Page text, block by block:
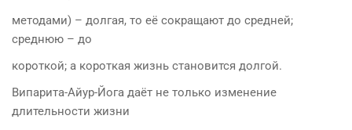
методами) – долгая, то её сокращают до средней;
среднюю – до
короткой; а короткая жизнь становится долгой.
Випарита-Айур-Йога даёт не только изменение
длительности жизни